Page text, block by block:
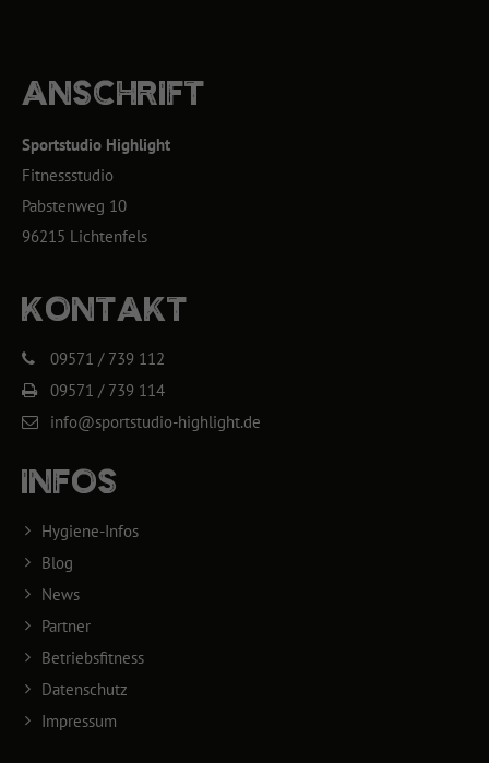
ANSCHRIFT
Sportstudio Highlight
Fitnessstudio
Pabstenweg 10
96215 Lichtenfels
KONTAKT
09571 / 739 112
09571 / 739 114
info@sportstudio-highlight.de
INFOS
Hygiene-Infos
Blog
News
Partner
Betriebsfitness
Datenschutz
Impressum